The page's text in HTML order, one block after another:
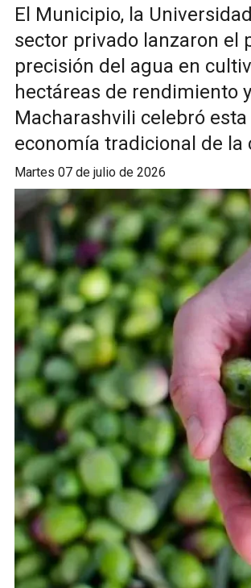
El Municipio, la
sector privado lanzaron el
precisión del agua en
hectáreas de rendimiento
Macharashvili celebró
economía tradicional de la
martes 07 de julio de 2026